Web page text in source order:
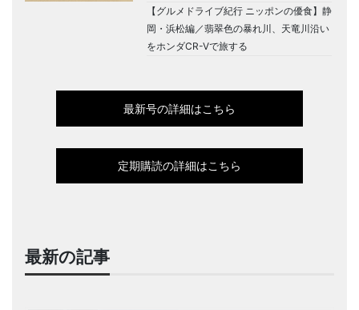
【グルメドライブ紀行 ニッポンの優食】静
岡・浜松編／翡翠色の暴れ川、天竜川沿い
をホンダCR-Vで旅する
最新号の詳細はこちら
定期購読の詳細はこちら
最新の記事